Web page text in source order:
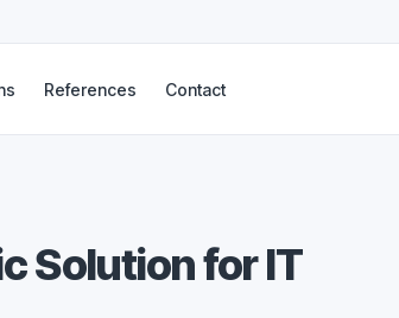
References Contact
Solution for IT